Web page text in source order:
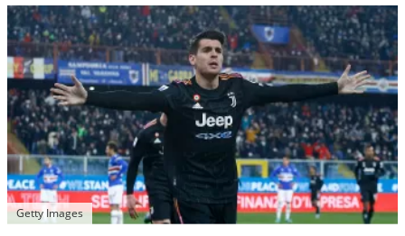
Getty Images